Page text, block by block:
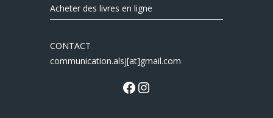
Acheter des livres en ligne
CONTACT
communication.alsj[at]gmail.com